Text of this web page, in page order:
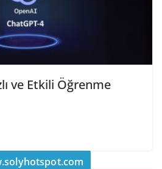
ve Etkili Öğrenme